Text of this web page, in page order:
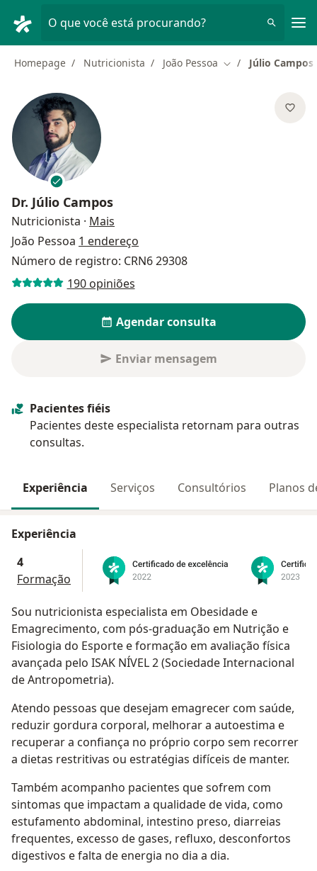
O que você está procurando?
Homepage Nutricionista João Pessoa Mudar de cidade
Júlio Campos
Dr. Júlio Campos
Nutricionista · Mais
João Pessoa 1 endereço
Número de registro: CRN6 29308
190 opiniões
Agendar consulta
Enviar mensagem
Pacientes fiéis
Pacientes deste especialista retornam para outras
consultas.
Experiência Serviços Consultórios Planos
Experiência
4
Formação
Sou nutricionista especialista em Obesidade e
Emagrecimento, com pós-graduação em Nutrição e
Fisiologia do Esporte e formação em avaliação física
avançada pelo ISAK NÍVEL 2 (Sociedade Internacional
de Antropometria).
Atendo pessoas que desejam emagrecer com saúde,
reduzir gordura corporal, melhorar a autoestima e
recuperar a confiança no próprio corpo sem recorrer
a dietas restritivas ou estratégias difíceis de manter.
Também acompanho pacientes que sofrem com
sintomas que impactam a qualidade de vida, como
estufamento abdominal, intestino preso, diarreias
frequentes, excesso de gases, refluxo, desconfortos
digestivos e falta de energia no dia a dia.